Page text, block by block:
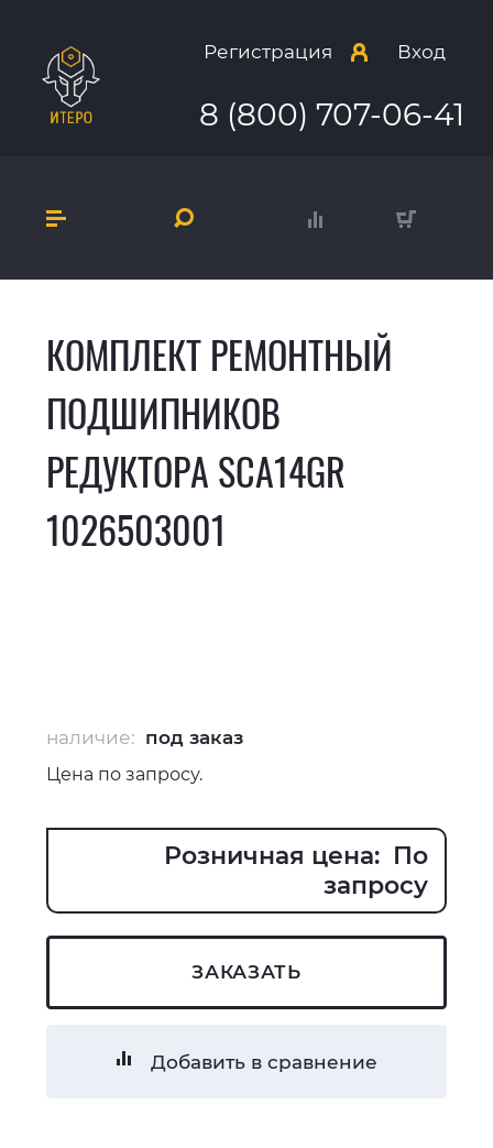
Регистрация Вход
8 (800) 707-06-41
КОМПЛЕКТ РЕМОНТНЫЙ
ПОДШИПНИКОВ
РЕДУКТОРА SCA14GR
1026503001
наличие: под заказ
Цена по запросу.
Розничная цена: По
запросу
ЗАКАЗАТЬ
Добавить в сравнение